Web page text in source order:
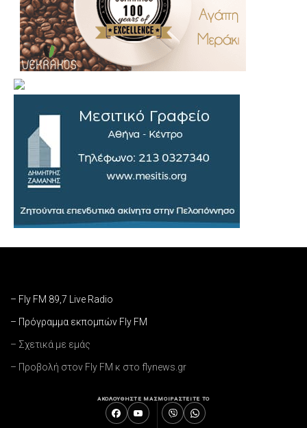
– Fly FM 89,7 Live Radio
– Πρόγραμμα εκπομπών Fly FM
– Σχετικά με εμάς
– Προβολή στον Fly FM κ στο flynews.gr
ΑΚΟΛΟΥΘΗΣΤΕ ΜΑΣΜΟΙΡΑΣΤΕΙΤΕ ΤΟ